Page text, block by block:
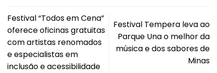
Festival “Todos em Cena”
oferece oficinas gratuitas
com artistas renomados
e especialistas em
inclusão e acessibilidade
Festival Tempera leva ao
Parque Una o melhor da
música e dos sabores de
Minas